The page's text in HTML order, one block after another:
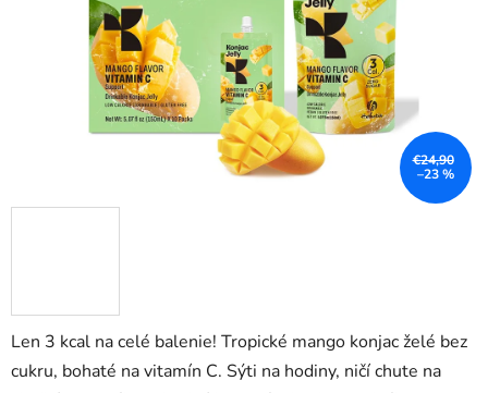
Len 3 kcal na celé balenie! Tropické mango konjac želé bez
cukru, bohaté na vitamín C. Sýti na hodiny, ničí chute na
€24,90
–23 %